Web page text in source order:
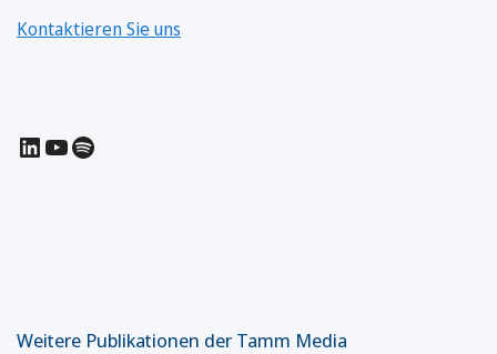
Kontaktieren Sie uns
LinkedIn
YouTube
Spotify
Weitere Publikationen der Tamm Media